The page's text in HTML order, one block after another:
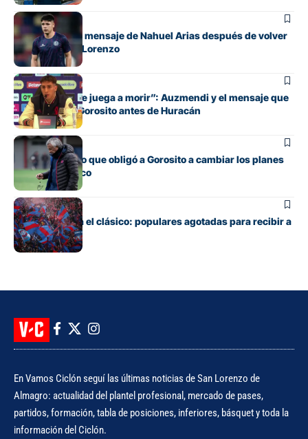
Fútbol
El conmovedor mensaje de Nahuel Arias después de volver
a jugar en San Lorenzo
Fútbol
“Cada pelota se juega a morir”: Auzmendi y el mensaje que
transmitió de Gorosito antes de Huracán
Fútbol
El contratiempo que obligó a Gorosito a cambiar los planes
antes del clásico
Fútbol
Boedo ya juega el clásico: populares agotadas para recibir a
Huracán
En Vamos Ciclón seguí las últimas noticias de San Lorenzo de
Almagro: actualidad del plantel profesional, mercado de pases,
partidos, formación, tabla de posiciones, inferiores, básquet y toda la
información del Ciclón.